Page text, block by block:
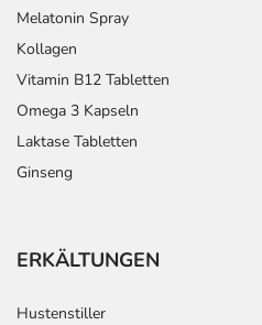
Melatonin Spray
Kollagen
Vitamin B12 Tabletten
Omega 3 Kapseln
Laktase Tabletten
Ginseng
ERKÄLTUNGEN
Hustenstiller